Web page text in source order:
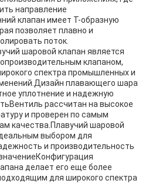
направление
клапан имеет T-образную
позволяет плавно и
поток.
шаровой клапан является
клапаном,
спектра промышленных и
плавающего шара
уплотнение и надежную
рассчитан на высокое
и проверен по самым
качества.Плавучий шаровой
выбором для
и производительность
делает его еще более
для широкого спектра